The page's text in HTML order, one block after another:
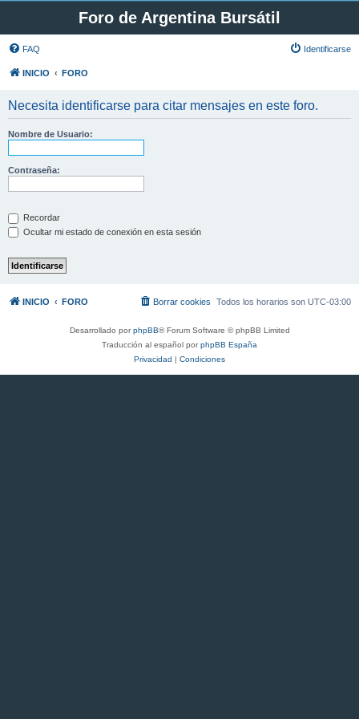
Foro de Argentina Bursátil
FAQ Identificarse
INICIO FORO
Necesita identificarse para citar mensajes en este foro.
Nombre de Usuario:
Contraseña:
Recordar
Ocultar mi estado de conexión en esta sesión
INICIO FORO Todos los horarios son UTC-03:00
Borrar cookies
Desarrollado porphpBB® Forum Software © phpBB Limited
Traducción al español porphpBB España
Privacidad | Condiciones